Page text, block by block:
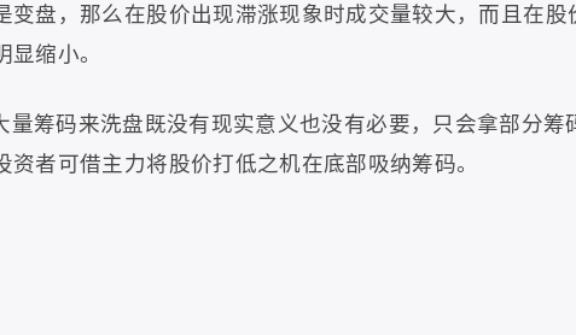
变盘，那么在股价出现滞涨现象时成交量较大，而且在股
缩小。
量筹码来洗盘既没有现实意义也没有必要，只会拿部分筹
者可借主力将股价打低之机在底部吸纳筹码。